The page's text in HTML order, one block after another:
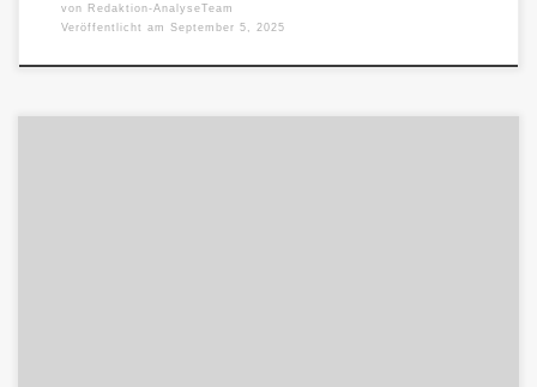
von Redaktion-AnalyseTeam
Veröffentlicht am September 5, 2025